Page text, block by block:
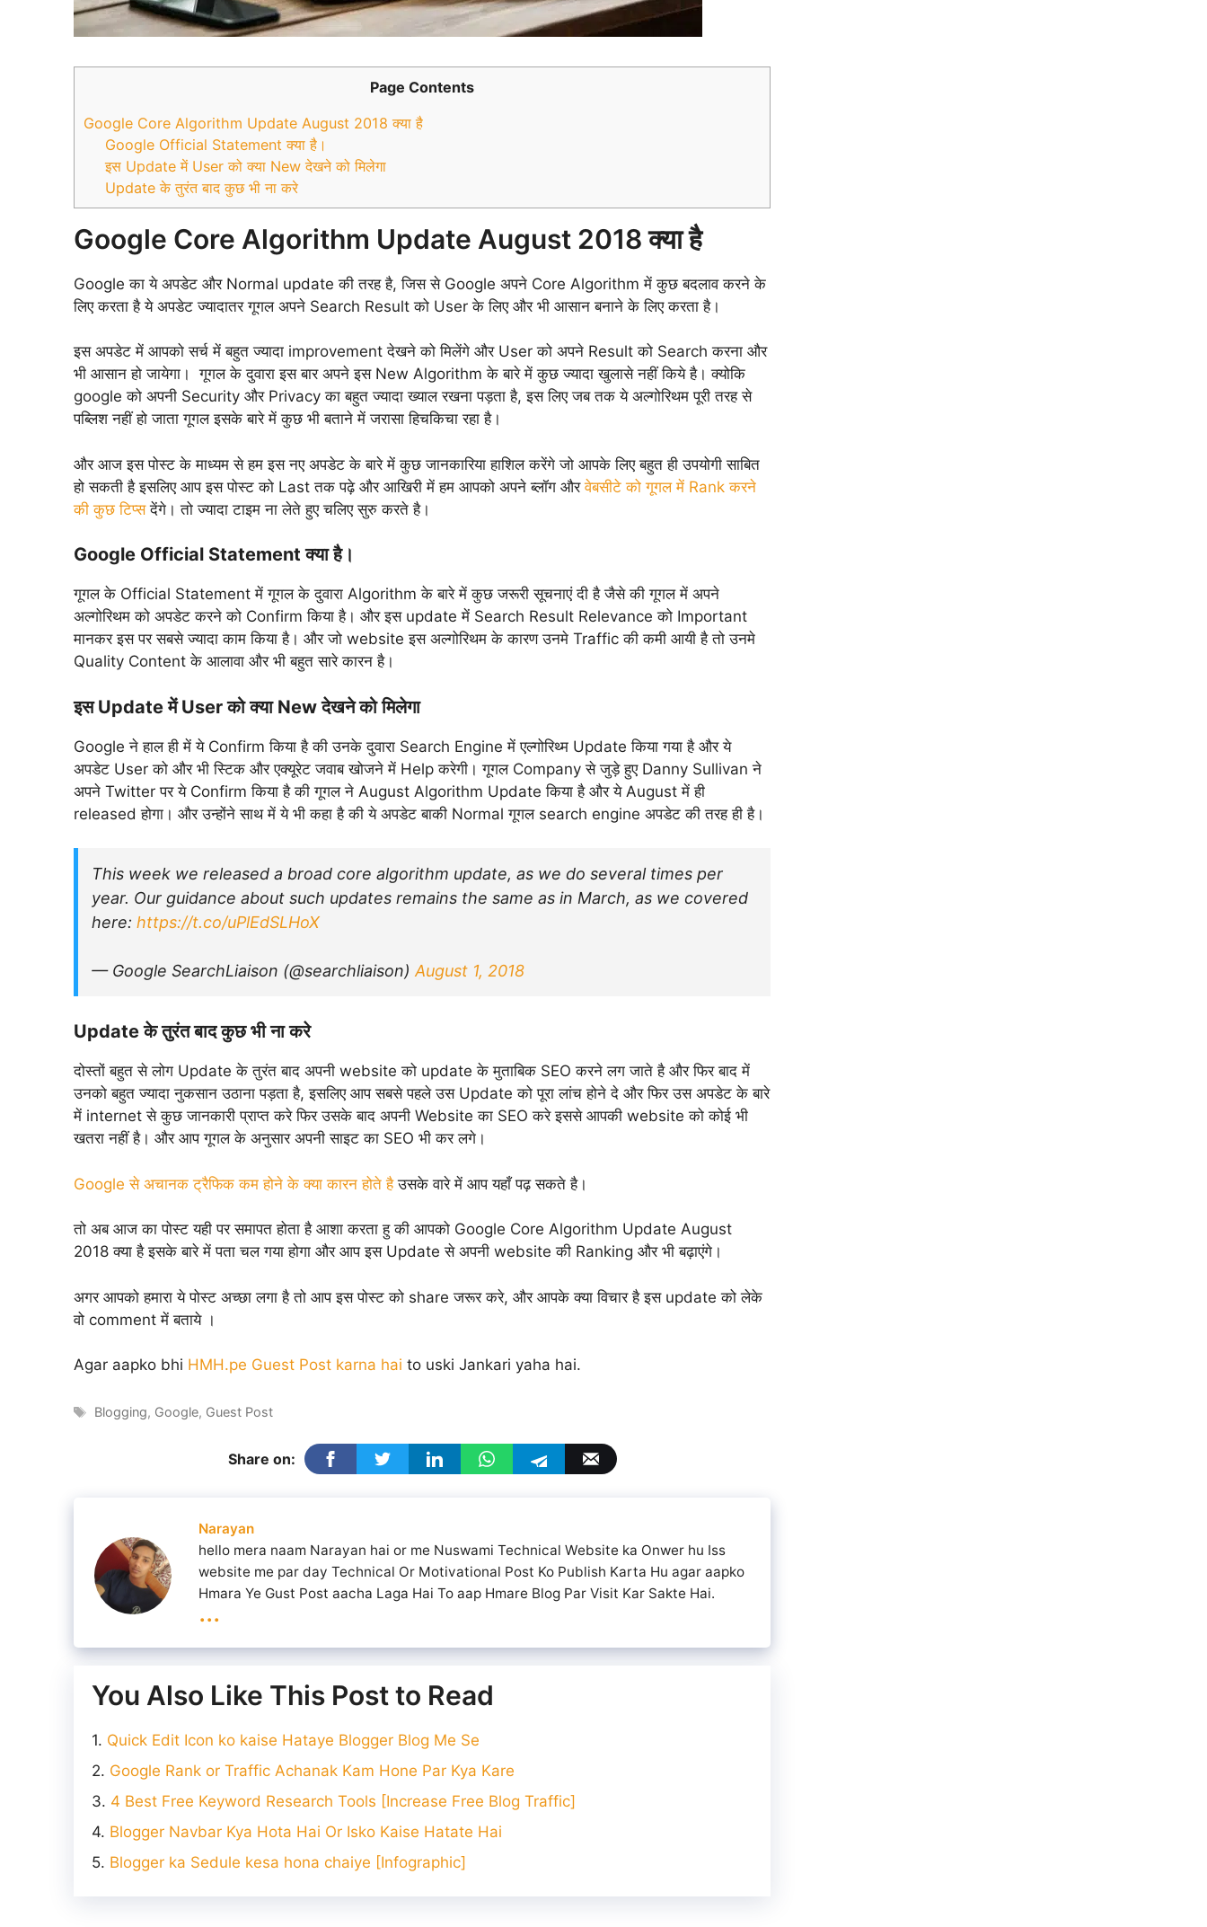
Page Contents
Google Core Algorithm Update August 2018 क्या है
Google Official Statement क्या है।
इस Update में User को क्या New देखने को मिलेगा
Update के तुरंत बाद कुछ भी ना करे
Google Core Algorithm Update August 2018 क्या है
Google का ये अपडेट और Normal update की तरह है, जिस से Google अपने Core Algorithm में कुछ बदलाव करने के
लिए करता है ये अपडेट ज्यादातर गूगल अपने Search Result को User के लिए और भी आसान बनाने के लिए करता है।
इस अपडेट में आपको सर्च में बहुत ज्यादा improvement देखने को मिलेंगे और User को अपने Result को Search करना और
भी आसान हो जायेगा। गूगल के दुवारा इस बार अपने इस New Algorithm के बारे में कुछ ज्यादा खुलासे नहीं किये है। क्योकि
google को अपनी Security और Privacy का बहुत ज्यादा ख्याल रखना पड़ता है, इस लिए जब तक ये अल्गोरिथम पूरी तरह से
पब्लिश नहीं हो जाता गूगल इसके बारे में कुछ भी बताने में जरासा हिचकिचा रहा है।
और आज इस पोस्ट के माध्यम से हम इस नए अपडेट के बारे में कुछ जानकारिया हाशिल करेंगे जो आपके लिए बहुत ही उपयोगी साबित
हो सकती है इसलिए आप इस पोस्ट को Last तक पढ़े और आखिरी में हम आपको अपने ब्लॉग औरवेबसीटे को गूगल में Rank करने
की कुछ टिप्सदेंगे। तो ज्यादा टाइम ना लेते हुए चलिए सुरु करते है।
Google Official Statement क्या है।
गूगल के Official Statement में गूगल के दुवारा Algorithm के बारे में कुछ जरूरी सूचनाएं दी है जैसे की गूगल में अपने
अल्गोरिथम को अपडेट करने को Confirm किया है। और इस update में Search Result Relevance को Important
मानकर इस पर सबसे ज्यादा काम किया है। और जो website इस अल्गोरिथम के कारण उनमे Traffic की कमी आयी है तो उनमे
Quality Content के आलावा और भी बहुत सारे कारन है।
इस Update में User को क्या New देखने को मिलेगा
Google ने हाल ही में ये Confirm किया है की उनके दुवारा Search Engine में एल्गोरिथ्म Update किया गया है और ये
अपडेट User को और भी स्टिक और एक्यूरेट जवाब खोजने में Help करेगी। गूगल Company से जुड़े हुए Danny Sullivan ने
अपने Twitter पर ये Confirm किया है की गूगल ने August Algorithm Update किया है और ये August में ही
released होगा। और उन्होंने साथ में ये भी कहा है की ये अपडेट बाकी Normal गूगल search engine अपडेट की तरह ही है।
This week we released a broad core algorithm update, as we do several times per
year. Our guidance about such updates remains the same as in March, as we covered
here: https://t.co/uPlEdSLHoX
— Google SearchLiaison (@searchliaison)August 1, 2018
Update के तुरंत बाद कुछ भी ना करे
दोस्तों बहुत से लोग Update के तुरंत बाद अपनी website को update के मुताबिक SEO करने लग जाते है और फिर बाद में
उनको बहुत ज्यादा नुकसान उठाना पड़ता है, इसलिए आप सबसे पहले उस Update को पूरा लांच होने दे और फिर उस अपडेट के बारे
में internet से कुछ जानकारी प्राप्त करे फिर उसके बाद अपनी Website का SEO करे इससे आपकी website को कोई भी
खतरा नहीं है। और आप गूगल के अनुसार अपनी साइट का SEO भी कर लगे।
Google से अचानक ट्रैफिक कम होने के क्या कारन होते हैउसके वारे में आप यहाँ पढ़ सकते है।
तो अब आज का पोस्ट यही पर समापत होता है आशा करता हु की आपको Google Core Algorithm Update August
2018 क्या है इसके बारे में पता चल गया होगा और आप इस Update से अपनी website की Ranking और भी बढ़ाएंगे।
अगर आपको हमारा ये पोस्ट अच्छा लगा है तो आप इस पोस्ट को share जरूर करे, और आपके क्या विचार है इस update को लेके
वो comment में बताये ।
Agar aapko bhi HMH.pe Guest Post karna hai to uski Jankari yaha hai.
Tags
Blogging, Google, Guest Post
Share on:
Narayan
hello mera naam Narayan hai or me Nuswami Technical Website ka Onwer hu Iss
website me par day Technical Or Motivational Post Ko Publish Karta Hu agar aapko
Hmara Ye Gust Post aacha Laga Hai To aap Hmare Blog Par Visit Kar Sakte Hai.
...
You Also Like This Post to Read
Quick Edit Icon ko kaise Hataye Blogger Blog Me Se
Google Rank or Traffic Achanak Kam Hone Par Kya Kare
4 Best Free Keyword Research Tools [Increase Free Blog Traffic]
Blogger Navbar Kya Hota Hai Or Isko Kaise Hatate Hai
Blogger ka Sedule kesa hona chaiye [Infographic]